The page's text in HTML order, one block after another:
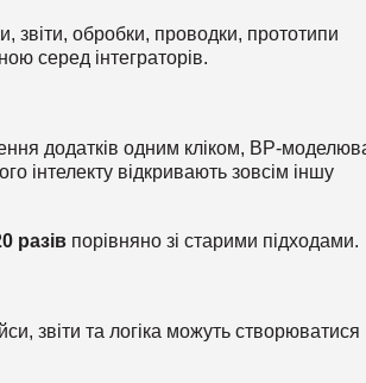
звіти, обробки, проводки, прототипи
серед інтеграторів.
додатків одним кліком, BP-
інтелекту відкривають зовсім іншу
разів порівняно зі старими підходами.
звіти та логіка можуть створюватися